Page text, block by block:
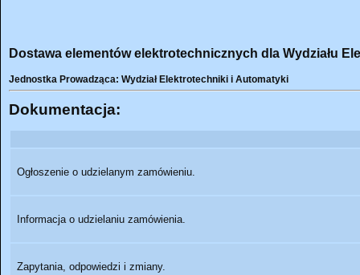
Dostawa elementów elektrotechnicznych dla Wydziału
Jednostka Prowadząca: Wydział Elektrotechniki i Automatyki
Dokumentacja:
Ogłoszenie o udzielanym zamówieniu.
Informacja o udzielaniu zamówienia.
Zapytania, odpowiedzi i zmiany.